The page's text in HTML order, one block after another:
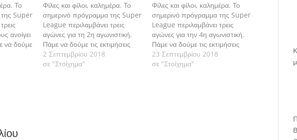
Το
Super
ανοίγει
να δούμε
Φίλες και φίλοι, καλημέρα. Το
σημερινό πρόγραμμα της Super
League περιλαμβάνει τρεις
αγώνες για τη 2η αγωνιστική.
Πάμε να δούμε τις εκτιμήσεις
μας αναλυτικά.
2 Σεπτεμβρίου 2018
σε "Στοίχημα"
Φίλες και φίλοι, καλημέρα. Το
σημερινό πρόγραμμα της Super
League περιλαμβάνει τρεις
αγώνες για την 4η αγωνιστική.
Πάμε να δούμε τις εκτιμήσεις
μας αναλυτικά.
23 Σεπτεμβρίου 2018
σε "Στοίχημα"